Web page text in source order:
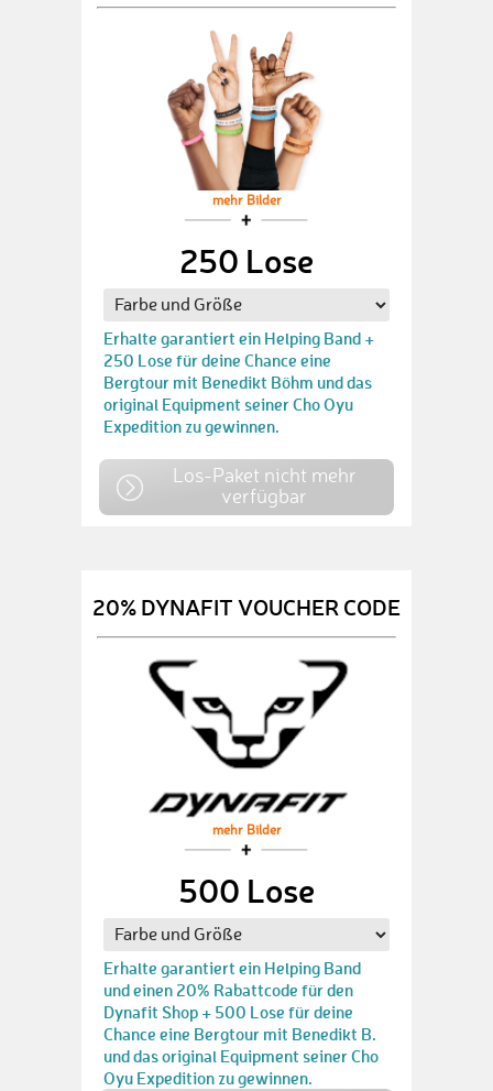
mehr Bilder
250 Lose
Erhalte garantiert ein Helping Band +
250 Lose für deine Chance eine
Bergtour mit Benedikt Böhm und das
original Equipment seiner Cho Oyu
Expedition zu gewinnen.
Los-Paket nicht mehr
verfügbar
20% DYNAFIT VOUCHER CODE
mehr Bilder
500 Lose
Erhalte garantiert ein Helping Band
und einen 20% Rabattcode für den
Dynafit Shop + 500 Lose für deine
Chance eine Bergtour mit Benedikt B.
und das original Equipment seiner Cho
Oyu Expedition zu gewinnen.